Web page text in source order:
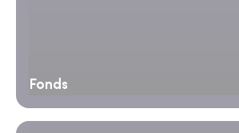
Fonds